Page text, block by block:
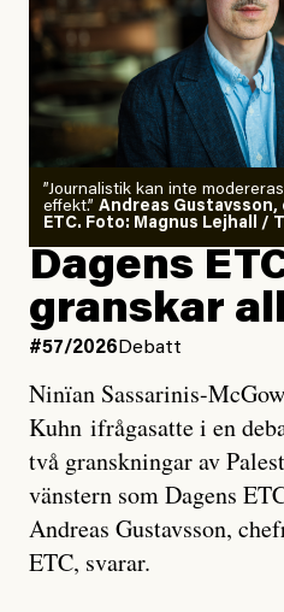
”Journalistik kan inte
effekt.” Andreas
ETC. Foto: Magnus Lejhall /
Dagens
granskar
#57/2026 Debatt
Ninïan Sassarinis-
Kuhn ifrågasatte i en
två granskningar av
vänstern som Dagens
Andreas Gustavsson,
ETC, svarar.